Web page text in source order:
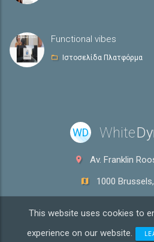
This website uses cookies to
experience on our website.
Functional vibes
Ιστοσελίδα Πλατφόρμα
WD White
Av. Franklin
1000
VAT: